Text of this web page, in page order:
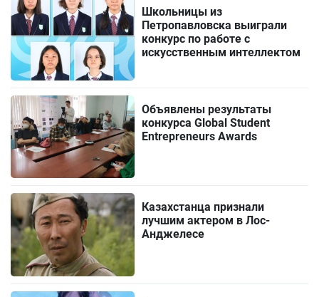
Школьницы из
Петропавловска выиграли
конкурс по работе с
искусственным интеллектом
Объявлены результаты
конкурса Global Student
Entrepreneurs Awards
Казахстанца признали
лучшим актером в Лос-
Анджелесе